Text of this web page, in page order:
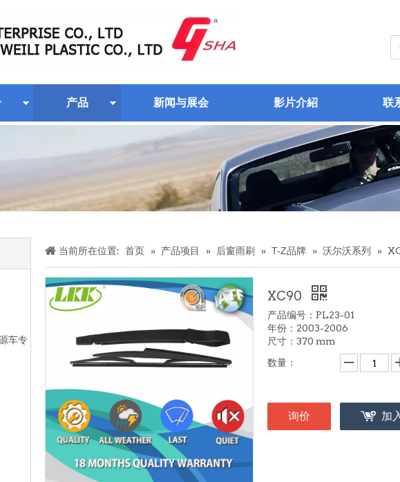
产品 新闻与展会 影片介紹 联
车专
当前所在位置: 首页 » 产品项目 » 后窗雨刷 » T-Z品牌 » 沃尔沃系列 »
XC90
产品编号：PL23-01
年份：2003-2006
尺寸：370 mm
数量：
询价 加